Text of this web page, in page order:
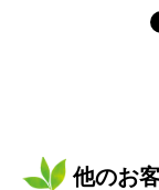
他のお